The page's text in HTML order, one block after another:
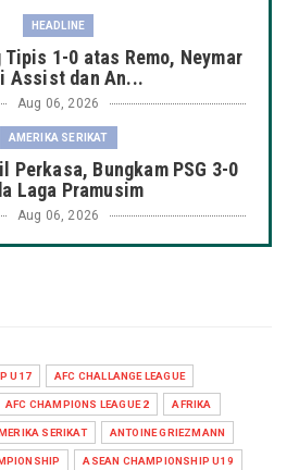
HEADLINE
Tipis 1-0 atas Remo, Neymar
Assist dan An...
Aug 06, 2026
AMERIKA SERIKAT
Perkasa, Bungkam PSG 3-0
Laga Pramusim
Aug 06, 2026
HEADLINE
Taklukkan K-League Stars
Laga Pers...
Aug 06, 2026
U17 AFC CHALLANGE LEAGUE
AFC CHAMPIONS LEAGUE 2 AFRIKA
SERIKAT ANTOINE GRIEZMANN
ASEAN CHAMPIONSHIP U19